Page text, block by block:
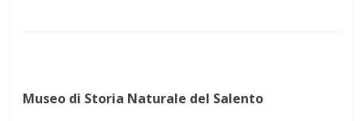
Museo di Storia Naturale del Salento